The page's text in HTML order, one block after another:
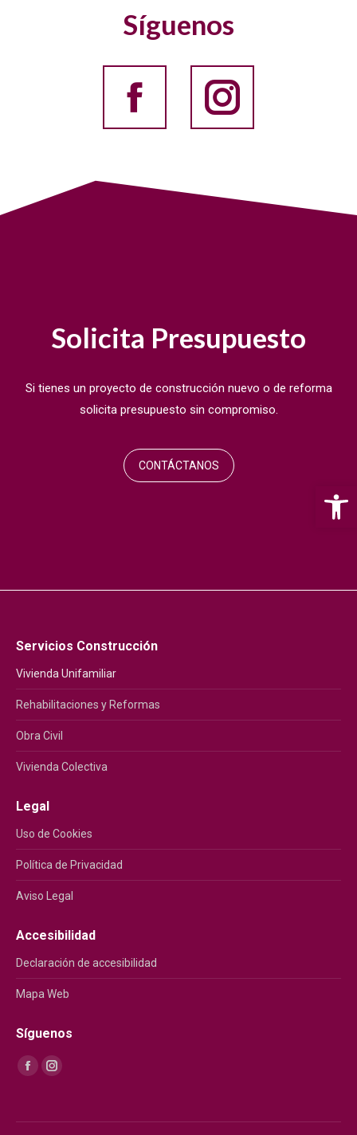
Síguenos
facebook
Constructora
Solicita Presupuesto
Si tienes un proyecto de construcción nuevo o de reforma
solicita presupuesto sin compromiso.
CONTÁCTANOS
Servicios Construcción
Vivienda Unifamiliar
Rehabilitaciones y Reformas
Obra Civil
Vivienda Colectiva
Legal
Uso de Cookies
Política de Privacidad
Aviso Legal
Accesibilidad
Declaración de accesibilidad
Mapa Web
Síguenos
Encuéntranos en:
FacebookInstagram